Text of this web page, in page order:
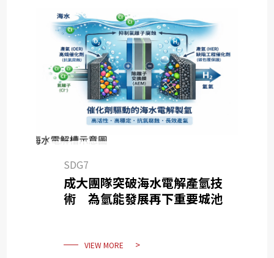
SDG7
成大團隊突破海水電解產氫技
術 為氫能發展再下重要城池
VIEW MORE